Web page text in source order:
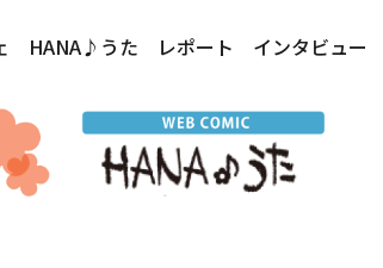
HANA♪うた レポート インタビュー